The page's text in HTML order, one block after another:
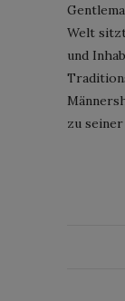
Welt
und
zu